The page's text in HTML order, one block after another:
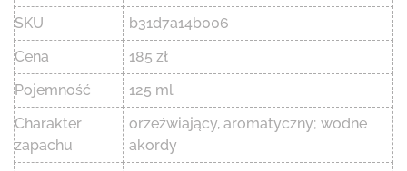
SKU
b31d7a14b006
Cena
185 zł
Pojemność
125 ml
Charakter
zapachu
orzeźwiający, aromatyczny; wodne
akordy